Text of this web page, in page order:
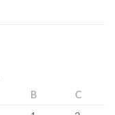
B
C